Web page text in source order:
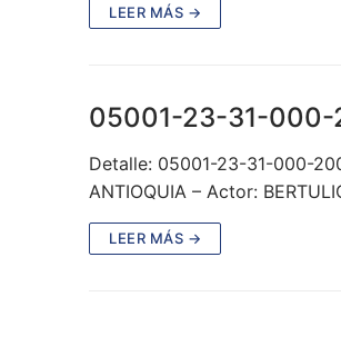
LEER MÁS →
05001-23-31-000-
Detalle: 05001-23-31-000-
ANTIOQUIA – Actor:
LEER MÁS →